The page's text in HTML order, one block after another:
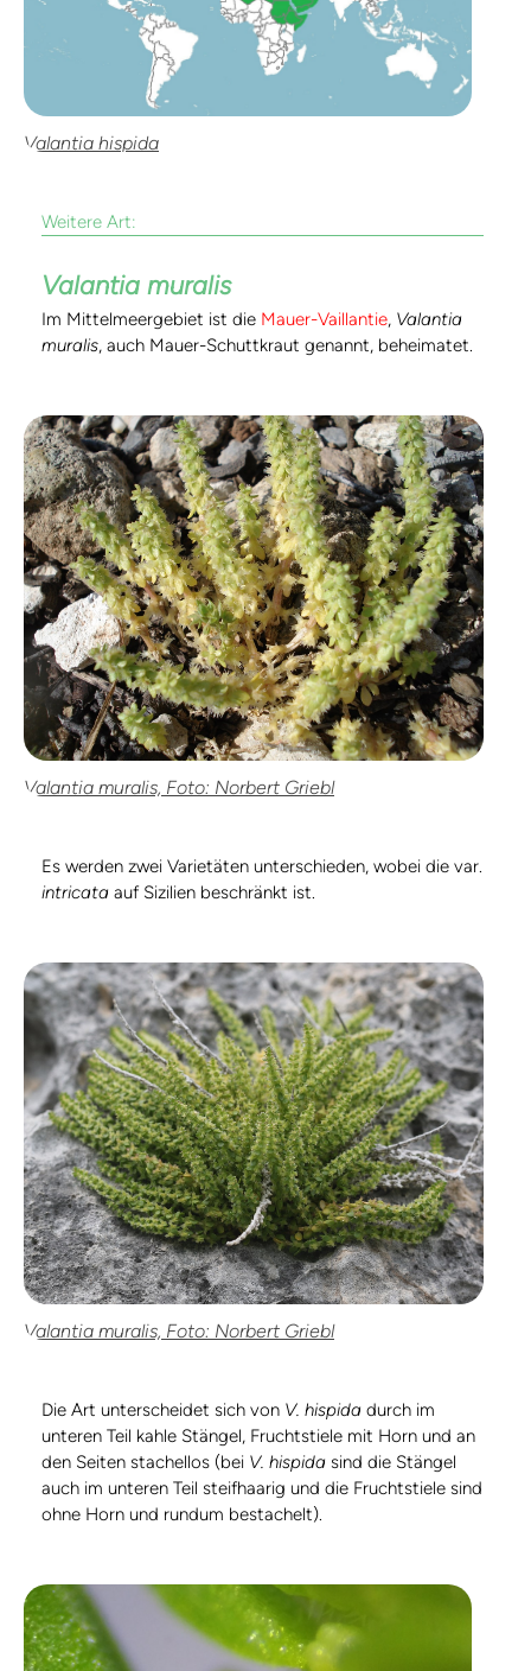
Valantia hispida
Weitere Art:
Valantia muralis
Im Mittelmeergebiet ist die Mauer-Vaillantie, Valantia
muralis, auch Mauer-Schuttkraut genannt, beheimatet.
Valantia muralis, Foto: Norbert Griebl
Es werden zwei Varietäten unterschieden, wobei die var.
intricata auf Sizilien beschränkt ist.
Valantia muralis, Foto: Norbert Griebl
Die Art unterscheidet sich von V. hispida durch im
unteren Teil kahle Stängel, Fruchtstiele mit Horn und an
den Seiten stachellos (bei V. hispida sind die Stängel
auch im unteren Teil steifhaarig und die Fruchtstiele sind
ohne Horn und rundum bestachelt).